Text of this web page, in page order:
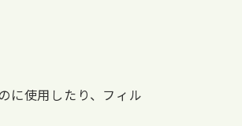
に使用したり、フィル